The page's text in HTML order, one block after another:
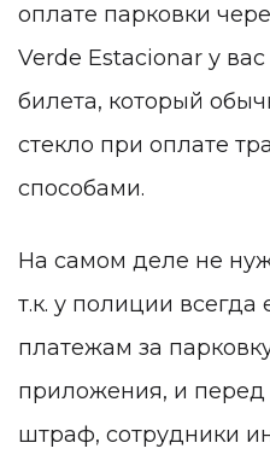
оплате парковки
Verde Estacionar у
билета, который
стекло при оплате
способами.
На самом деле не
т.к. у полиции всегда
платежам за
приложения, и перед
штраф, сотрудники